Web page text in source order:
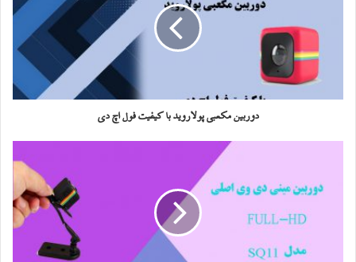
دوربین مکعبی پولاروید با کیفیت فول اچ دی